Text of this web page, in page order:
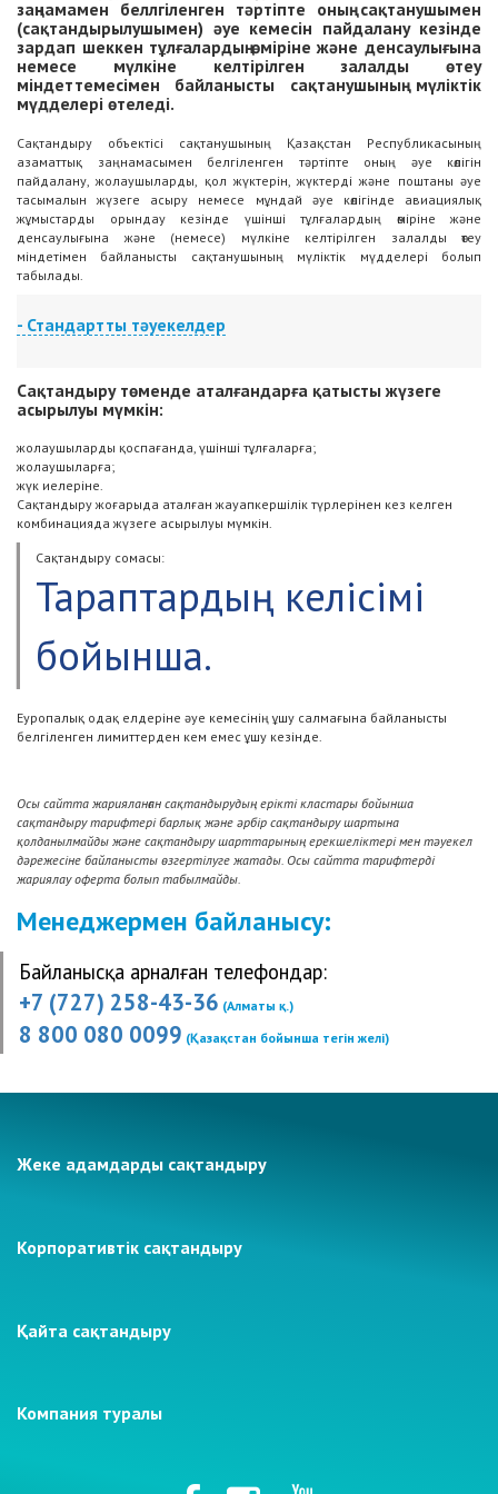
заңнамамен беллгіленген тәртіпте оның сақтанушымен
(сақтандырылушымен) әуе кемесін пайдалану кезінде
зардап шеккен тұлғалардың өміріне және денсаулығына
немесе мүлкіне келтірілген залалды өтеу
міндеттемесімен байланысты сақтанушының мүліктік
мүдделері өтеледі.
Сақтандыру объектісі сақтанушының Қазақстан Республикасының
азаматтық заңнамасымен белгіленген тәртіпте оның әуе көлігін
пайдалану, жолаушыларды, қол жүктерін, жүктерді және поштаны әуе
тасымалын жүзеге асыру немесе мұндай әуе көлігінде авиациялық
жұмыстарды орындау кезінде үшінші тұлғалардың өміріне және
денсаулығына және (немесе) мүлкіне келтірілген залалды өтеу
міндетімен байланысты сақтанушының мүліктік мүдделері болып
табылады.
- Стандартты тәуекелдер
кемесін пайдалану салдарынан үшінші тұлғаларға, жолаушыларға және
жүктің иелеріне келтірілген залалды өтеу бойынша сақтанушының
Сақтандыру төменде аталғандарға қатысты жүзеге
асырылуы мүмкін:
жолаушыларды қоспағанда, үшінші тұлғаларға;
жолаушыларға;
жүк иелеріне.
Сақтандыру жоғарыда аталған жауапкершілік түрлерінен кез келген
комбинацияда жүзеге асырылуы мүмкін.
Сақтандыру сомасы:
Тараптардың келісімі
бойынша.
Еуропалық одақ елдеріне әуе кемесінің ұшу салмағына байланысты
белгіленген лимиттерден кем емес ұшу кезінде.
Осы сайтта жарияланған сақтандырудың ерікті кластары бойынша
сақтандыру тарифтері барлық және әрбір сақтандыру шартына
қолданылмайды және сақтандыру шарттарының ерекшеліктері мен тәуекел
дәрежесіне байланысты өзгертілуге жатады. Осы сайтта тарифтерді
жариялау оферта болып табылмайды.
Менеджермен байланысу:
Байланысқа арналған телефондар:
+7 (727) 258-43-36 (Алматы қ.)
8 800 080 0099 (Қазақстан бойынша тегін желі)
Жеке адамдарды сақтандыру
Корпоративтік сақтандыру
Қайта сақтандыру
Компания туралы